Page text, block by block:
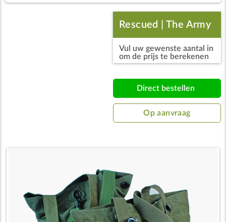
Rescued | The Army
Duffelbag
Vul uw gewenste aantal in
om de prijs te berekenen
Direct bestellen
Op aanvraag